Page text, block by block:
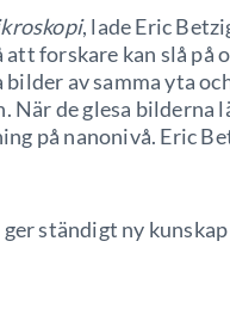
, lade Eric
forskare kan slå på
av samma yta
de glesa bilderna
på nanonivå. Eric
ständigt ny